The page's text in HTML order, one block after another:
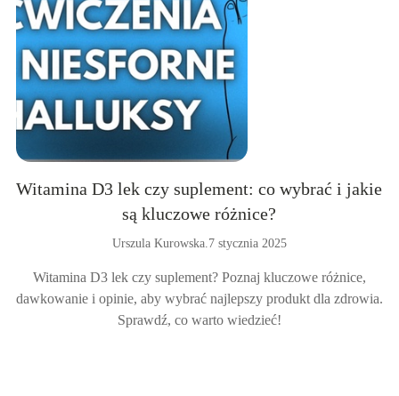
Witamina D3 lek czy suplement: co wybrać i jakie
są kluczowe różnice?
Urszula Kurowska.7 stycznia 2025
Witamina D3 lek czy suplement? Poznaj kluczowe różnice,
dawkowanie i opinie, aby wybrać najlepszy produkt dla zdrowia.
Sprawdź, co warto wiedzieć!